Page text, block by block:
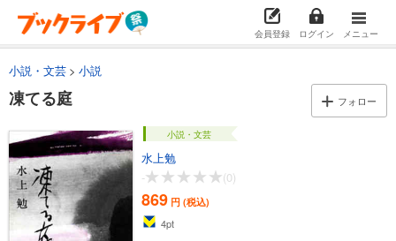
会員登録 ログイン メニュー
小説・文芸 小説
凍てる庭 フォロー
小説・文芸
水上勉
-
(0)
869 円 (税込)
4pt